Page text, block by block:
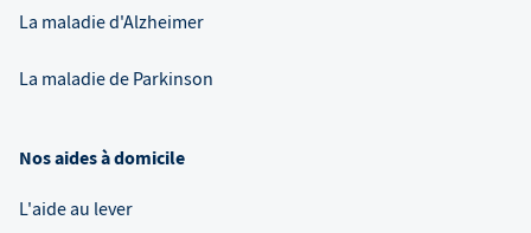
La maladie d'Alzheimer
La maladie de Parkinson
Nos aides à domicile
L'aide au lever